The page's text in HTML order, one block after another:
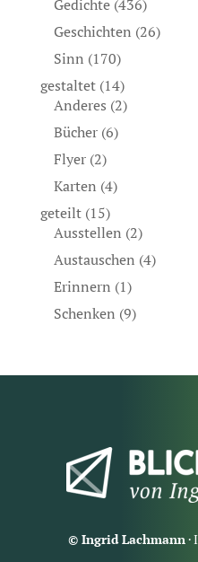
Gedichte(436)
Geschichten (26)
Sinn (170)
gestaltet(14)
Anderes (2)
Bücher(6)
Flyer(2)
Karten (4)
geteilt(15)
Ausstellen (2)
Austauschen (4)
Erinnern (1)
Schenken (9)
© Ingrid Lachmann·